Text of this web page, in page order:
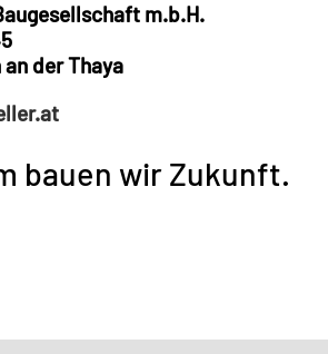
m.b.H.
der Thaya
bauen wir Zukunft.